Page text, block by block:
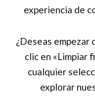
experiencia de
¿Deseas empezar
clic en «Limpiar
cualquier
explorar